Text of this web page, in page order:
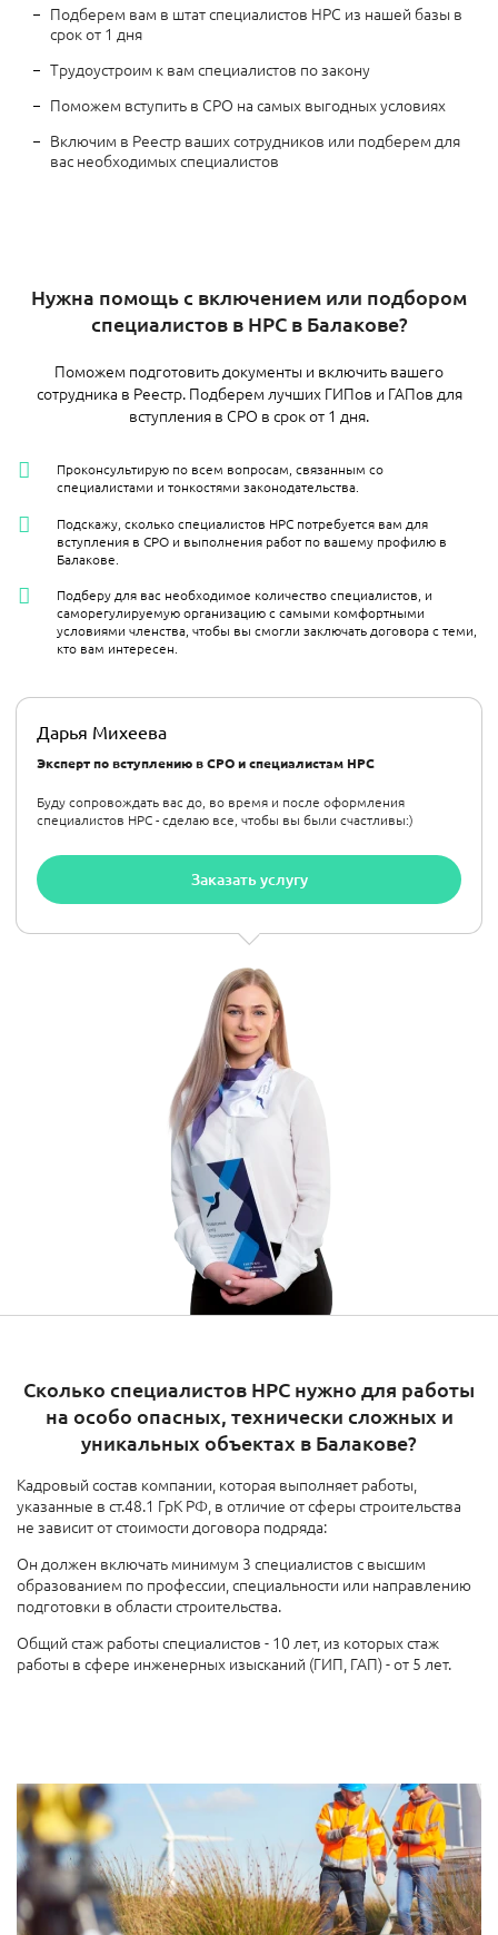
Подберем вам в штат специалистов НРС из нашей базы в
срок от 1 дня
Трудоустроим к вам специалистов по закону
Поможем вступить в СРО на самых выгодных условиях
Включим в Реестр ваших сотрудников или подберем для
вас необходимых специалистов
Нужна помощь с включением или подбором
специалистов в НРС в Балакове?
Поможем подготовить документы и включить вашего
сотрудника в Реестр. Подберем лучших ГИПов и ГАПов для
вступления в СРО в срок от 1 дня.
Дарья Михеева
Эксперт по вступлению в СРО и специалистам НРС
Буду сопровождать вас до, во время и после оформления
специалистов НРС - сделаю все, чтобы вы были счастливы:)
Заказать услугу
Проконсультирую по всем вопросам, связанным со
специалистами и тонкостями законодательства.
Подскажу, сколько специалистов НРС потребуется вам для
вступления в СРО и выполнения работ по вашему профилю в
Балакове.
Подберу для вас необходимое количество специалистов, и
саморегулируемую организацию с самыми комфортными
условиями членства, чтобы вы смогли заключать договора с теми,
кто вам интересен.
Сколько специалистов НРС нужно для работы
на особо опасных, технически сложных и
уникальных объектах в Балакове?
Кадровый состав компании, которая выполняет работы,
указанные в ст.48.1 ГрК РФ, в отличие от сферы строительства
не зависит от стоимости договора подряда:
Он должен включать минимум 3 специалистов с высшим
образованием по профессии, специальности или направлению
подготовки в области строительства.
Общий стаж работы специалистов - 10 лет, из которых стаж
работы в сфере инженерных изысканий (ГИП, ГАП) - от 5 лет.